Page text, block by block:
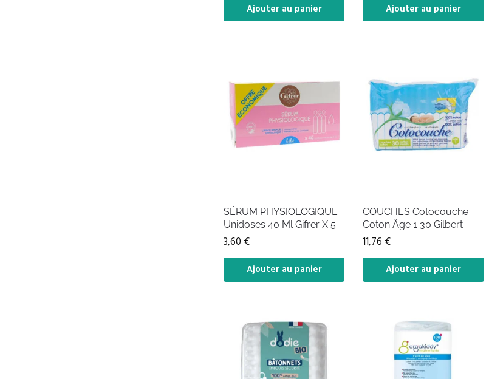
Ajouter au panier Ajouter au panier
SÉRUM PHYSIOLOGIQUE
Unidoses 40 Ml Gifrer X 5
3,60 €
Ajouter au panier
COUCHES Cotocouche
Coton Âge 1 30 Gilbert
11,76 €
Ajouter au panier